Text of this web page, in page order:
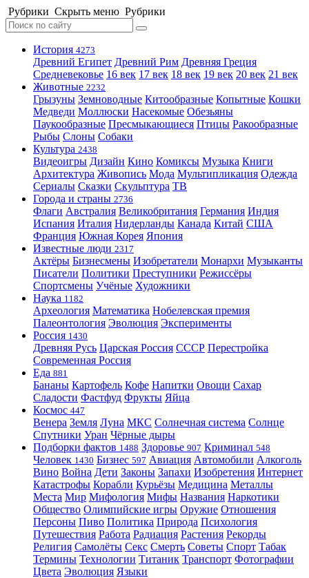
Рубрики Скрыть меню Рубрики
История 4273
Древний Египет Древний Рим Древняя Греция
Средневековье 16 век 17 век 18 век 19 век 20 век 21 век
Животные 2232
Грызуны Земноводные Китообразные Копытные Кошки
Медведи Моллюски Насекомые Обезьяны
Паукообразные Пресмыкающиеся Птицы Ракообразные
Рыбы Слоны Собаки
Культура 2438
Видеоигры Дизайн Кино Комиксы Музыка Книги
Архитектура Живопись Мода Мультипликация Одежда
Сериалы Сказки Скульптура ТВ
Города и страны 2736
Флаги Австралия Великобритания Германия Индия
Испания Италия Нидерланды Канада Китай США
Франция Южная Корея Япония
Известные люди 2317
Актёры Бизнесмены Изобретатели Монархи Музыканты
Писатели Политики Преступники Режиссёры
Спортсмены Учёные Художники
Наука 1182
Археология Математика Нобелевская премия
Палеонтология Эволюция Эксперименты
Россия 1430
Древняя Русь Царская Россия СССР Перестройка
Современная Россия
Еда 881
Бананы Картофель Кофе Напитки Овощи Сахар
Сладости Фастфуд Фрукты Яйца
Космос 447
Венера Земля Луна МКС Солнечная система Солнце
Спутники Уран Чёрные дыры
Подборки фактов 1488 Здоровье 907 Криминал 548
Человек 1430 Бизнес 597 Авиация Автомобили Алкоголь
Вино Война Дети Законы Запахи Изобретения Интернет
Катастрофы Корабли Курьёзы Медицина Металлы
Места Мир Мифология Мифы Названия Наркотики
Общество Олимпийские игры Оружие Отношения
Персоны Пиво Политика Природа Психология
Путешествия Работа Радиация Растения Рекорды
Религия Самолёты Секс Смерть Советы Спорт Табак
Термины Технологии Титаник Транспорт Фотографии
Цвета Эволюция Языки